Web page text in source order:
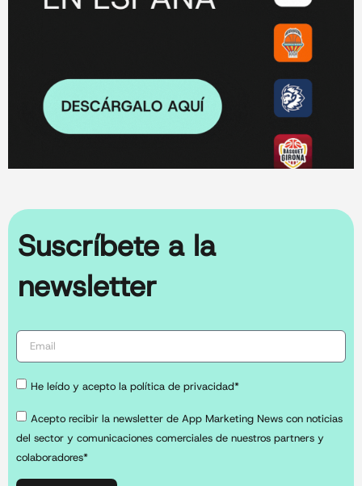
Suscríbete a la
newsletter
He leído y acepto la política de privacidad*
Acepto recibir la newsletter de App Marketing News con noticias
del sector y comunicaciones comerciales de nuestros partners y
colaboradores*